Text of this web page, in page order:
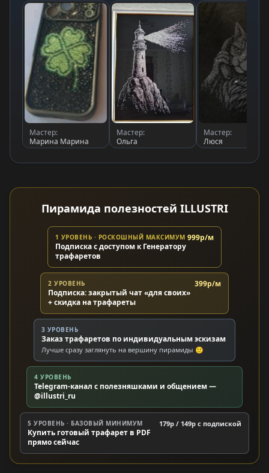
Мастер:
Марина Марина
Мастер:
Ольга
Мастер:
Люся
Пирамида полезностей ILLUSTRI
1 УРОВЕНЬ · РОСКОШНЫЙ МАКСИМУМ
Подписка с доступом к Генератору
трафаретов
999р/м
2 УРОВЕНЬ
Подписка: закрытый чат «для своих»
+ скидка на трафареты
399р/м
3 УРОВЕНЬ
Заказ трафаретов по индивидуальным эскизам
Лучше сразу заглянуть на вершину пирамиды 🙂
4 УРОВЕНЬ
Telegram-канал с полезняшками и общением —
@illustri_ru
5 УРОВЕНЬ · БАЗОВЫЙ МИНИМУМ
Купить готовый трафарет в PDF
прямо сейчас
179р / 149р c подпиской